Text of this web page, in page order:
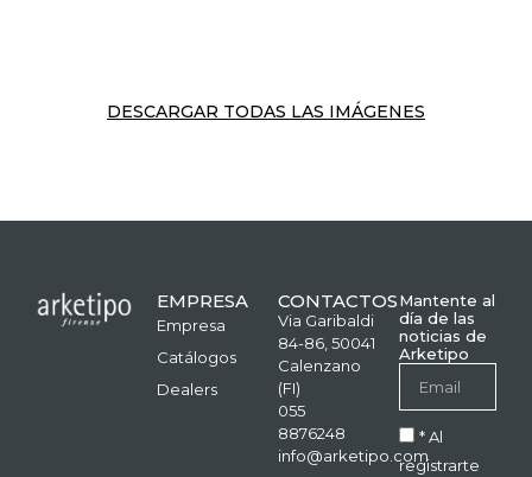
DESCARGAR TODAS LAS IMÁGENES
EMPRESA
Empresa
Catálogos
Dealers
CONTACTOS
Via Garibaldi
84-86, 50041
Calenzano
(FI)
055
8876248
info@arketipo.com
Mantente al
día de las
noticias de
Arketipo
* Al
registrarte